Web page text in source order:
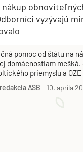
nákup
vyzývajú
pomoc od štátu na
domácnostiam
priemyslu a
programe.
redakcia ASB - 10. apríla